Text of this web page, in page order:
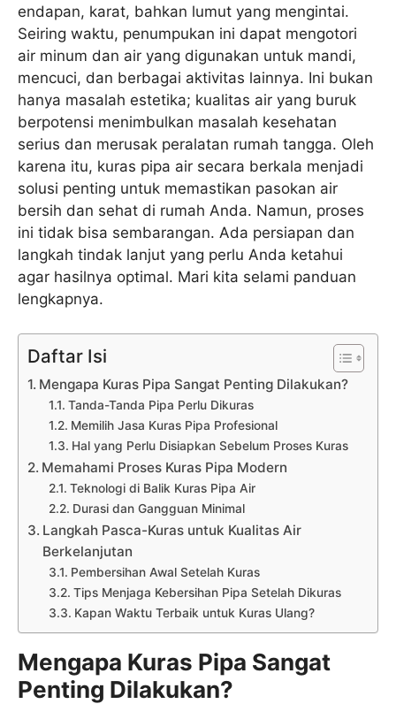
endapan, karat, bahkan lumut yang mengintai.
Seiring waktu, penumpukan ini dapat mengotori
air minum dan air yang digunakan untuk mandi,
mencuci, dan berbagai aktivitas lainnya. Ini bukan
hanya masalah estetika; kualitas air yang buruk
berpotensi menimbulkan masalah kesehatan
serius dan merusak peralatan rumah tangga. Oleh
karena itu, kuras pipa air secara berkala menjadi
solusi penting untuk memastikan pasokan air
bersih dan sehat di rumah Anda. Namun, proses
ini tidak bisa sembarangan. Ada persiapan dan
langkah tindak lanjut yang perlu Anda ketahui
agar hasilnya optimal. Mari kita selami panduan
lengkapnya.
Daftar Isi
Mengapa Kuras Pipa Sangat Penting Dilakukan?
Tanda-Tanda Pipa Perlu Dikuras
Memilih Jasa Kuras Pipa Profesional
Hal yang Perlu Disiapkan Sebelum Proses Kuras
Memahami Proses Kuras Pipa Modern
Teknologi di Balik Kuras Pipa Air
Durasi dan Gangguan Minimal
Langkah Pasca-Kuras untuk Kualitas Air
Berkelanjutan
Pembersihan Awal Setelah Kuras
Tips Menjaga Kebersihan Pipa Setelah Dikuras
Kapan Waktu Terbaik untuk Kuras Ulang?
Mengapa Kuras Pipa Sangat
Penting Dilakukan?